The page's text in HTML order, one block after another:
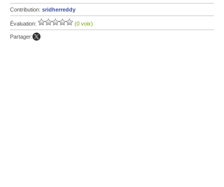
Contribution: sridherreddy
Évaluation: (0 voix)
Partager: